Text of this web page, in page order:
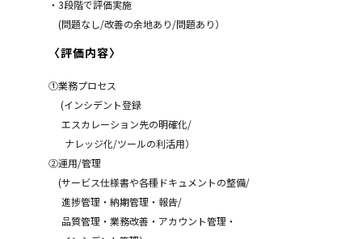
・3段階で評価実施
(問題なし/改善の余地あり/問題あり）
〈評価内容〉
①業務プロセス
(インシデント登録
エスカレーション先の明確化/
ナレッジ化/ツールの利活用）
②運用/管理
(サービス仕様書や各種ドキュメントの整備/
進捗管理・納期管理・報告/
品質管理・業務改善・アカウント管理・